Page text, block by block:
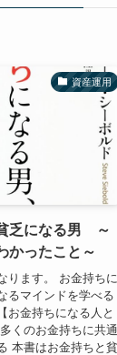
資産運用
乏になる男 ～
かったこと～
ります。 お金持ちに
るマインドを学べる
お金持ちになる人と
くのお金持ちに共通
本書はお金持ちと貧